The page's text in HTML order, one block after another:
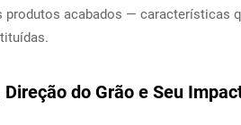
produtos acabados — características
do Grão e Seu